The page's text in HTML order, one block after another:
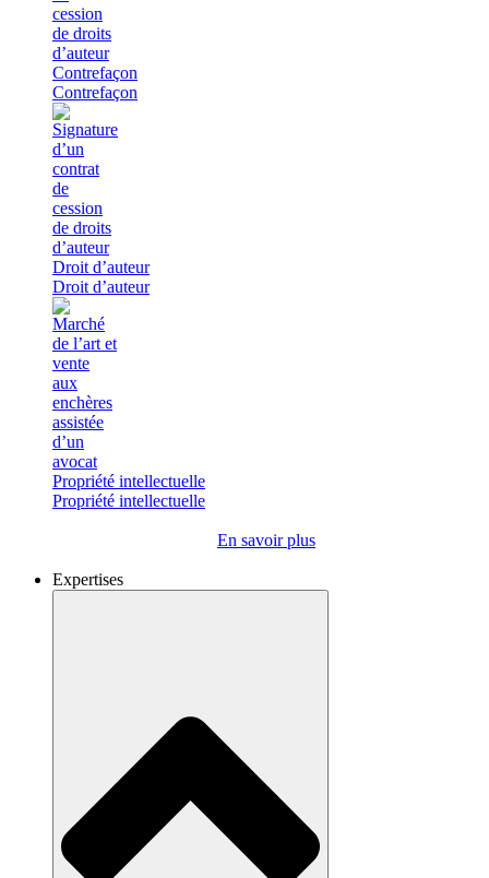
Contrefaçon
Contrefaçon
Droit d’auteur
Droit d’auteur
Propriété intellectuelle
Propriété intellectuelle
En savoir plus
Expertises